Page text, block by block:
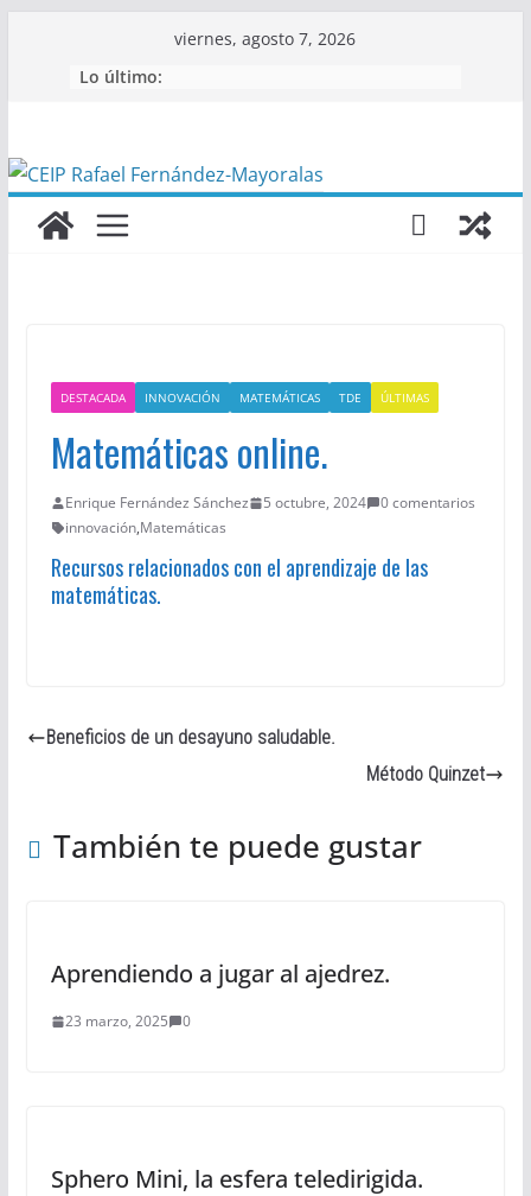
viernes, agosto 7, 2026
Lo último:
DESTACADA INNOVACIÓN MATEMÁTICAS TDE ÚLTIMAS
Matemáticas online.
Enrique Fernández Sánchez 5 octubre, 2024
0 comentarios
innovación,Matemáticas
Recursos relacionados con el aprendizaje de las
matemáticas.
Beneficios de un desayuno saludable.
Método Quinzet
También te puede gustar
Aprendiendo a jugar al ajedrez.
23 marzo, 2025 0
Sphero Mini, la esfera teledirigida.